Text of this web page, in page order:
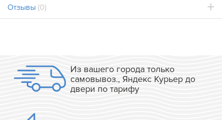
Отзывы (0)
Из вашего города только
самовывоз., Яндекс Курьер до
двери по тарифу